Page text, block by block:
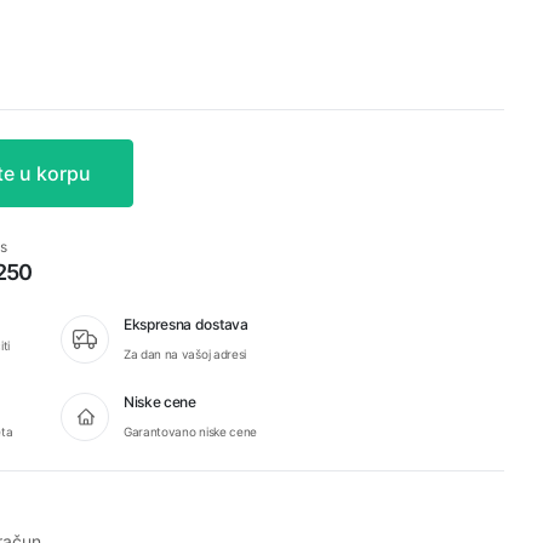
u korpu
Ekspresna dostava
Za dan na vašoj adresi
Niske cene
Garantovano niske cene